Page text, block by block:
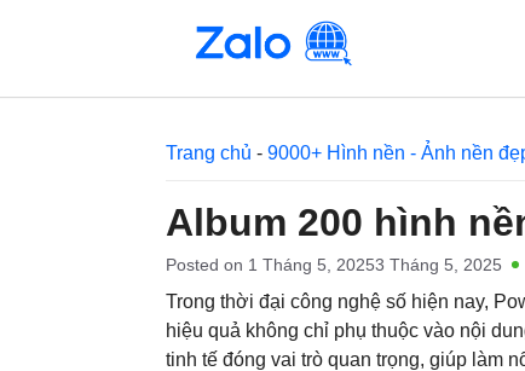
Trang chủ - 9000+ Hình nền - Ảnh nền
Album 200 hình
Posted on 1 Tháng 5, 20253 Tháng 5, 2025
Trong thời đại công nghệ số hiện nay,
hiệu quả không chỉ phụ thuộc vào nội
tinh tế đóng vai trò quan trọng, giúp làm